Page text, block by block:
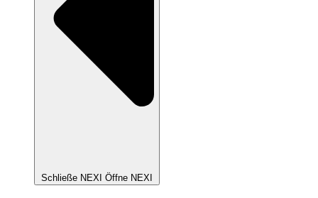
Schließe NEXI Öffne NEXI